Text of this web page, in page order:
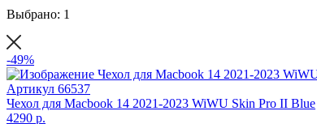
Выбрано: 1
-49%
Артикул 66537
Чехол для Macbook 14 2021-2023 WiWU Skin Pro II Blue
4290 р.